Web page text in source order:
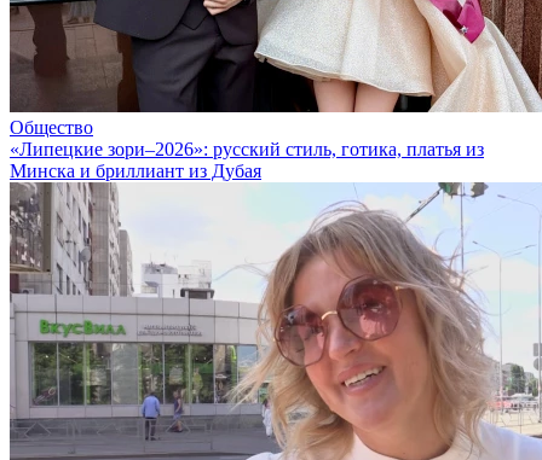
Общество
«Липецкие зори–2026»: русский стиль, готика, платья из
Минска и бриллиант из Дубая